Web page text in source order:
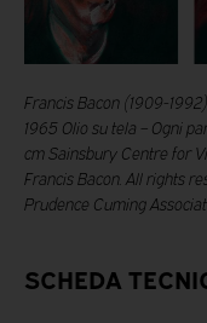
Francis Bacon (1909-
1965 Olio su tela – Ogni
cm Sainsbury Centre for
Francis Bacon. All rights
Prudence Cuming
SCHEDA